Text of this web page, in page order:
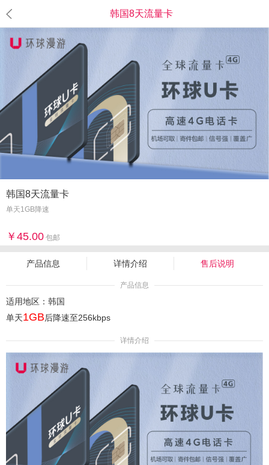
韩国8天流量卡
韩国8天流量卡
单天1GB降速
45.00 包邮
产品信息 详情介绍 售后说明
产品信息
适用地区：韩国
单天1GB后降速至256kbps
详情介绍